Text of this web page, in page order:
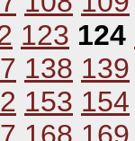
123 124
138 139
153 154